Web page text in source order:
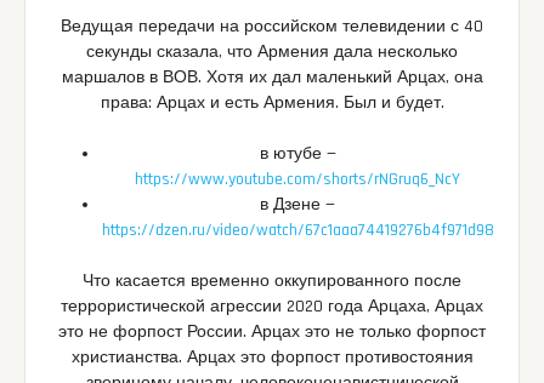
Ведущая передачи на российском телевидении с 40
секунды сказала, что Армения дала несколько
маршалов в ВОВ. Хотя их дал маленький Арцах, она
права: Арцах и есть Армения. Был и будет.
в ютубе —
https://www.youtube.com/shorts/rNGruq6_NcY
в Дзене —
https://dzen.ru/video/watch/67c1aaa74419276b4f971d98
Что касается временно оккупированного после
террористической агрессии 2020 года Арцаха, Арцах
это не форпост России. Арцах это не только форпост
христианства. Арцах это форпост противостояния